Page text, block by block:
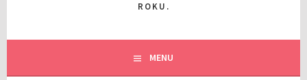
ROKU.
MENU